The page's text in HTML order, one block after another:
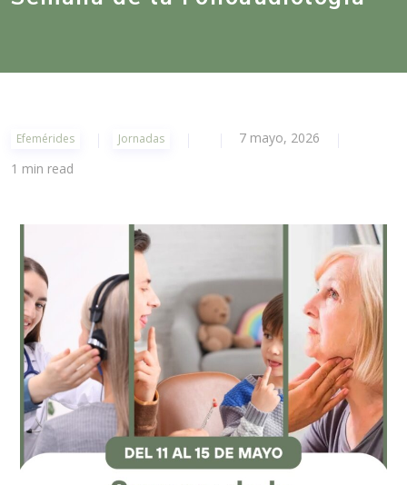
Efemérides Jornadas
7 mayo, 2026
1 min read